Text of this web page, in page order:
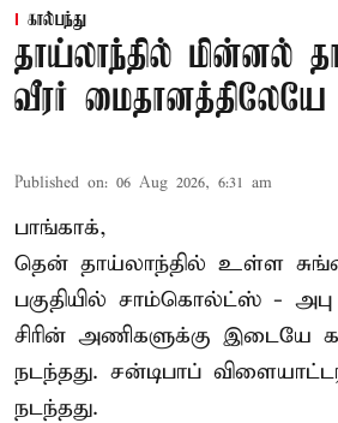
கால்பந்து
தாய்லாந்தில் மின்னல்
வீரர் மைதானத்திலேயே
Published on: 06 Aug 2026, 6:31 am
பாங்காக்,
தென் தாய்லாந்தில் உள்ள
பகுதியில் சாம்கொல்ட்ஸ் -
சிரின் அணிகளுக்கு இடையே
நடந்தது. சன்டிபாப்
நடந்தது.